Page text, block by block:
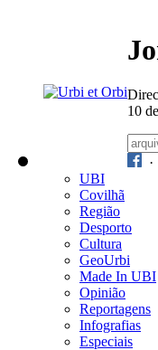
10
·
UBI
Covilhã
Região
Desporto
Cultura
GeoUrbi
Made In UBI
Opinião
Reportagens
Infografias
Especiais